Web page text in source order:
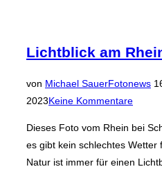
Lichtblick am
von Michael SauerFotonews
2023Keine Kommentare
Dieses Foto vom Rhein bei
es gibt kein schlechtes
Natur ist immer für einen